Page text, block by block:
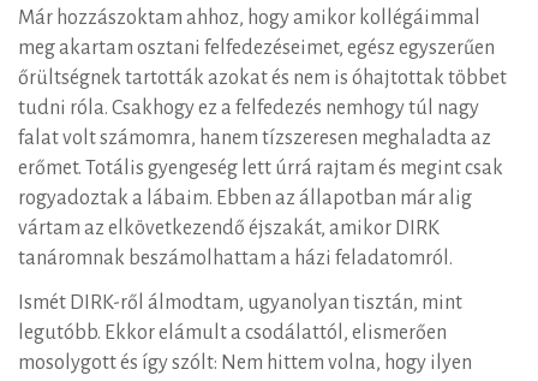
Már hozzászoktam ahhoz, hogy amikor kollégáimmal
meg akartam osztani felfedezéseimet, egész egyszerűen
őrültségnek tartották azokat és nem is óhajtottak többet
tudni róla. Csakhogy ez a felfedezés nemhogy túl nagy
falat volt számomra, hanem tízszeresen meghaladta az
erőmet. Totális gyengeség lett úrrá rajtam és megint csak
rogyadoztak a lábaim. Ebben az állapotban már alig
vártam az elkövetkezendő éjszakát, amikor DIRK
tanáromnak beszámolhattam a házi feladatomról.
Ismét DIRK-ről álmodtam, ugyanolyan tisztán, mint
legutóbb. Ekkor elámult a csodálattól, elismerően
mosolygott és így szólt: Nem hittem volna, hogy ilyen